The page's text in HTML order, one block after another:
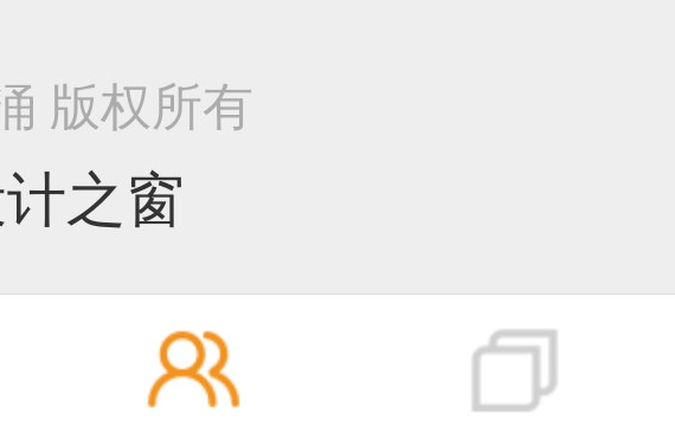
品已成功备案！
版权所有
之窗